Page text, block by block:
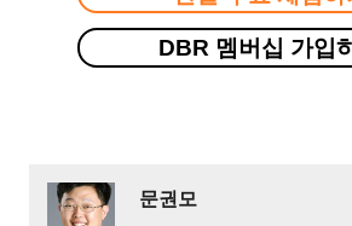
DBR 멤버십 가입
문권모